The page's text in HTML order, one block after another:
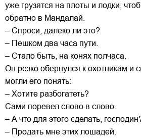
уже грузятся на плоты и лодки,
обратно в Мандалай.
– Спроси, далеко ли это?
– Пешком два часа пути.
– Стало быть, на конях полчаса.
Он резко обернулся к охотникам и
могли его понять:
– Хотите разбогатеть?
Сами поревел слово в слово.
– А что для этого сделать,
– Продать мне этих лошадей.